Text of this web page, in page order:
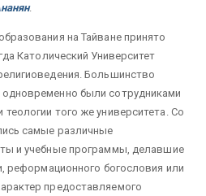
.
на Тайване принято
Католический Университет
Большинство
были сотрудниками
того же университета. Со
самые различные
и учебные программы, делавшие
реформационного богословия или
предоставляемого